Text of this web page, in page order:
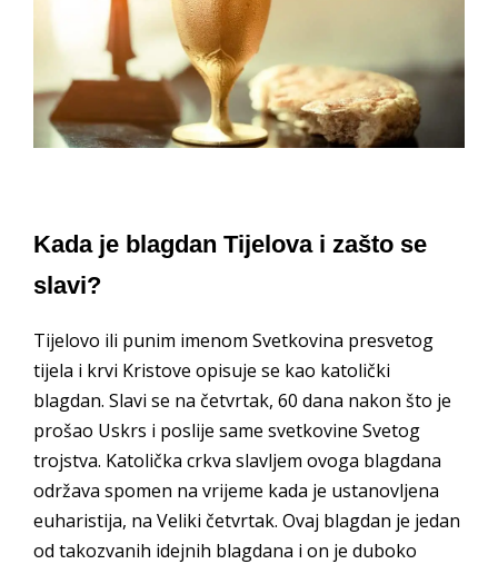
Kada je blagdan Tijelova i zašto se
slavi?
Tijelovo ili punim imenom Svetkovina presvetog
tijela i krvi Kristove opisuje se kao katolički
blagdan. Slavi se na četvrtak, 60 dana nakon što je
prošao Uskrs i poslije same svetkovine Svetog
trojstva. Katolička crkva slavljem ovoga blagdana
održava spomen na vrijeme kada je ustanovljena
euharistija, na Veliki četvrtak. Ovaj blagdan je jedan
od takozvanih idejnih blagdana i on je duboko